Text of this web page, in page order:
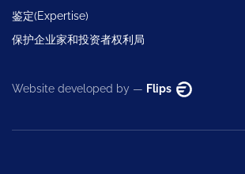
鉴定(Expertise)
保护企业家和投资者权利局
Website developed by — Flips